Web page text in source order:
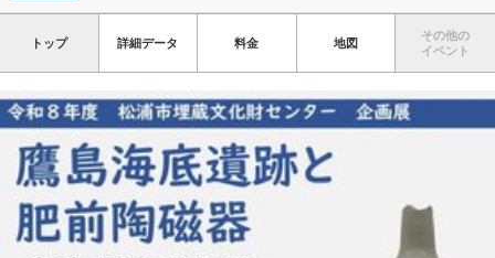
トップ 詳細データ 料金 地図
その他の
イベント